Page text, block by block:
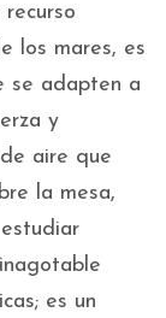
los mares, es
se adapten a
y
aire que
la mesa,
es un